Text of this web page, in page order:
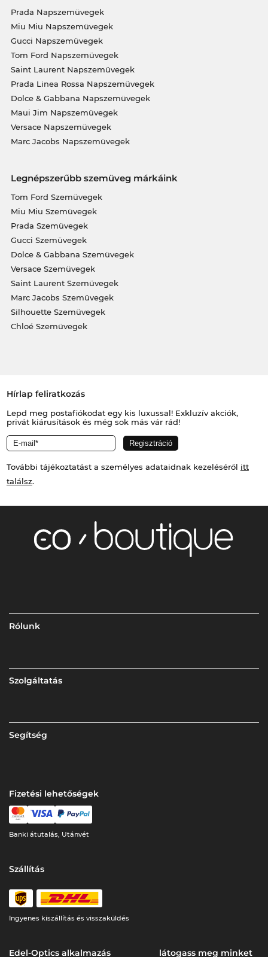
Prada Napszemüvegek
Miu Miu Napszemüvegek
Gucci Napszemüvegek
Tom Ford Napszemüvegek
Saint Laurent Napszemüvegek
Prada Linea Rossa Napszemüvegek
Dolce & Gabbana Napszemüvegek
Maui Jim Napszemüvegek
Versace Napszemüvegek
Marc Jacobs Napszemüvegek
Legnépszerűbb szemüveg márkáink
Tom Ford Szemüvegek
Miu Miu Szemüvegek
Prada Szemüvegek
Gucci Szemüvegek
Dolce & Gabbana Szemüvegek
Versace Szemüvegek
Saint Laurent Szemüvegek
Marc Jacobs Szemüvegek
Silhouette Szemüvegek
Chloé Szemüvegek
Hírlap feliratkozás
Lepd meg postafiókodat egy kis luxussal! Exkluzív akciók,
privát kiárusítások és még sok más vár rád!
További tájékoztatást a személyes adataidnak kezeléséről itt
találsz.
Rólunk
Szolgáltatás
Segítség
Fizetési lehetőségek
Banki átutalás, Utánvét
Szállítás
Ingyenes kiszállítás és visszaküldés
Edel-Optics alkalmazás látogass meg minket